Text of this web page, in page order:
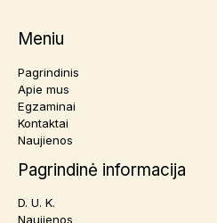
Meniu
Pagrindinis
Apie mus
Egzaminai
Kontaktai
Naujienos
Pagrindinė informacija
D. U. K.
Naujienos